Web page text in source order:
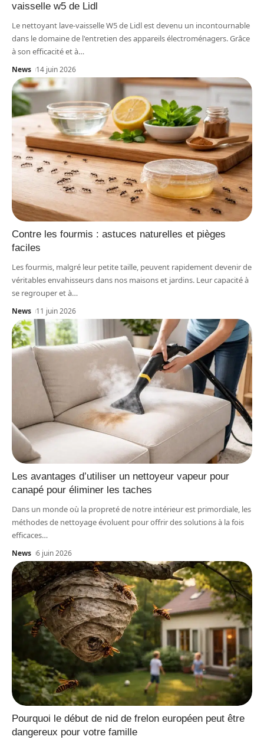
vaisselle w5 de Lidl
Le nettoyant lave-vaisselle W5 de Lidl est devenu un incontournable
dans le domaine de l'entretien des appareils électroménagers. Grâce
à son efficacité et à…
News 14 juin 2026
Contre les fourmis : astuces naturelles et pièges
faciles
Les fourmis, malgré leur petite taille, peuvent rapidement devenir de
véritables envahisseurs dans nos maisons et jardins. Leur capacité à
se regrouper et à…
News 11 juin 2026
Les avantages d’utiliser un nettoyeur vapeur pour
canapé pour éliminer les taches
Dans un monde où la propreté de notre intérieur est primordiale, les
méthodes de nettoyage évoluent pour offrir des solutions à la fois
efficaces…
News 6 juin 2026
Pourquoi le début de nid de frelon européen peut être
dangereux pour votre famille